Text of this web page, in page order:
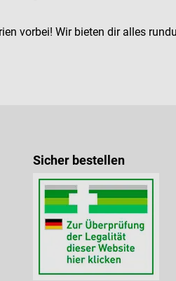
vorbei! Wir bieten dir alles
Sicher bestellen